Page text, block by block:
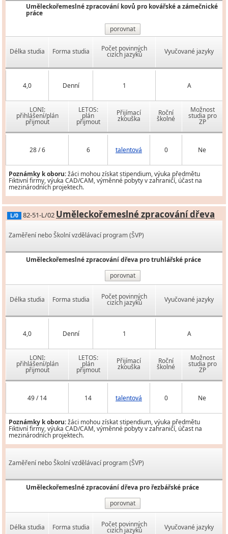
Uměleckořemeslné zpracování kovů pro kovářské a zámečnické
práce
porovnat
Délka studia Forma studia Počet povinných
cizích jazyků Vyučované jazyky
4,0 Denní 1 A
LONI:
přihlášení/plán
přijmout
LETOS:
plán
přijmout
Přijímací
zkouška
Roční
školné
Možnost
studia pro
ZP
28 / 6 6 talentová 0 Ne
Poznámky k oboru:žáci mohou získat stipendium, výuka předmětu
Fiktivní firmy, výuka CAD/CAM, výměnné pobyty v zahraničí, účast na
mezinárodních projektech.
L/0 82-51-L/02 Uměleckořemeslné zpracování dřeva
Zaměření nebo Školní vzdělávací program (ŠVP)
Uměleckořemeslné zpracování dřeva pro truhlářské práce
porovnat
Délka studia Forma studia Počet povinných
cizích jazyků Vyučované jazyky
4,0 Denní 1 A
LONI:
přihlášení/plán
přijmout
LETOS:
plán
přijmout
Přijímací
zkouška
Roční
školné
Možnost
studia pro
ZP
49 / 14 14 talentová 0 Ne
Poznámky k oboru:žáci mohou získat stipendium, výuka předmětu
Fiktivní firmy, výuka CAD/CAM, výměnné pobyty v zahraničí, účast na
mezinárodních projektech.
Zaměření nebo Školní vzdělávací program (ŠVP)
Uměleckořemeslné zpracování dřeva pro řezbářské práce
porovnat
Délka studia Forma studia Počet povinných
cizích jazyků Vyučované jazyky